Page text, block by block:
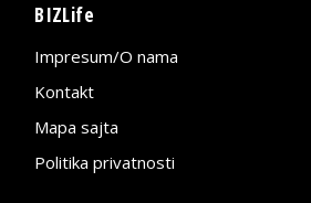
BIZLife
Impresum/O nama
Kontakt
Mapa sajta
Politika privatnosti